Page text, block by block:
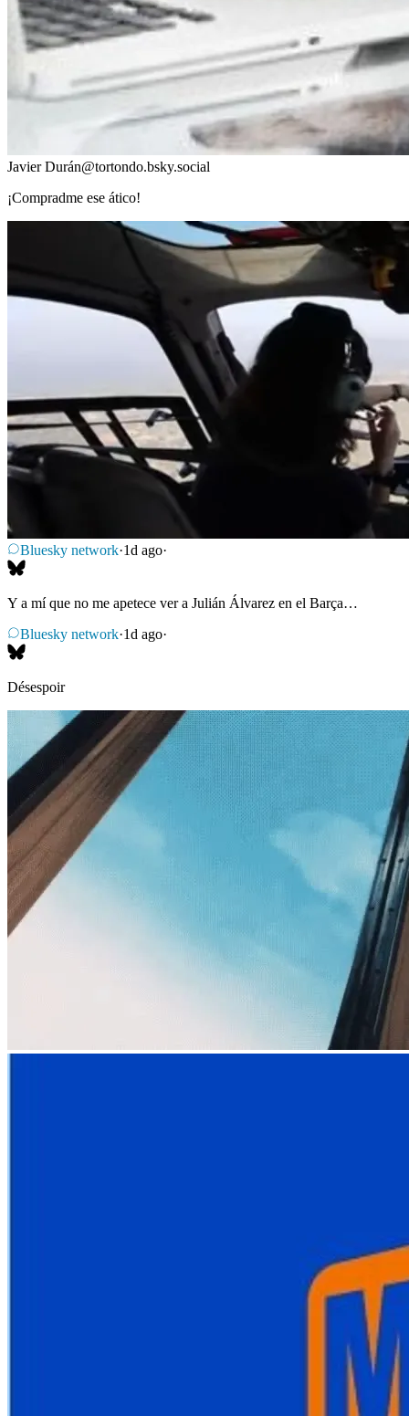
Javier Durán@tortondo.bsky.social
¡Compradme ese ático!
Bluesky network·1d ago·
Y a mí que no me apetece ver a Julián Álvarez en el Barça…
Bluesky network·1d ago·
Désespoir